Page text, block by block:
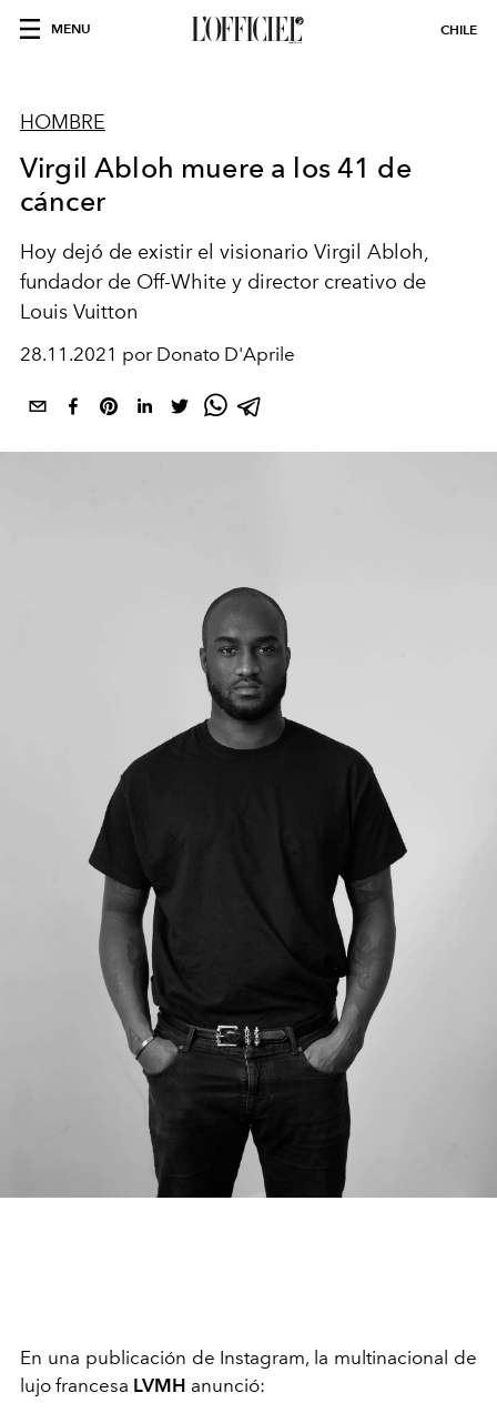
MENU CHILE
HOMBRE
Virgil Abloh muere a los 41 de
cáncer
Hoy dejó de existir el visionario Virgil Abloh,
fundador de Off-White y director creativo de
Louis Vuitton
28.11.2021 por Donato D'Aprile
En una publicación de Instagram, la multinacional de
lujo francesa LVMH anunció: